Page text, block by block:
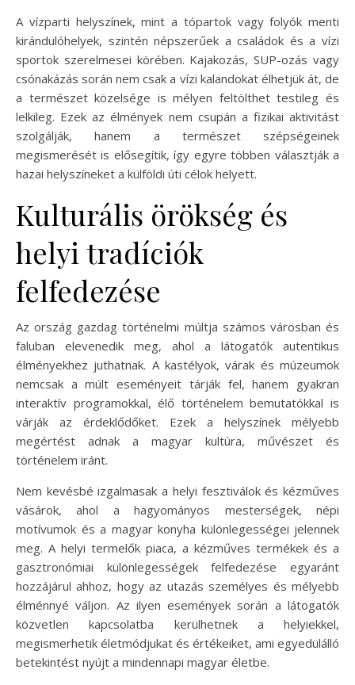
A vízparti helyszínek, mint a tópartok vagy folyók menti
kirándulóhelyek, szintén népszerűek a családok és a vízi
sportok szerelmesei körében. Kajakozás, SUP-ozás vagy
csónakázás során nem csak a vízi kalandokat élhetjük át, de
a természet közelsége is mélyen feltölthet testileg és
lelkileg. Ezek az élmények nem csupán a fizikai aktivitást
szolgálják, hanem a természet szépségeinek
megismerését is elősegítik, így egyre többen választják a
hazai helyszíneket a külföldi úti célok helyett.
Kulturális örökség és
helyi tradíciók
felfedezése
Az ország gazdag történelmi múltja számos városban és
faluban elevenedik meg, ahol a látogatók autentikus
élményekhez juthatnak. A kastélyok, várak és múzeumok
nemcsak a múlt eseményeit tárják fel, hanem gyakran
interaktív programokkal, élő történelem bemutatókkal is
várják az érdeklődőket. Ezek a helyszínek mélyebb
megértést adnak a magyar kultúra, művészet és
történelem iránt.
Nem kevésbé izgalmasak a helyi fesztiválok és kézműves
vásárok, ahol a hagyományos mesterségek, népi
motívumok és a magyar konyha különlegességei jelennek
meg. A helyi termelők piaca, a kézműves termékek és a
gasztronómiai különlegességek felfedezése egyaránt
hozzájárul ahhoz, hogy az utazás személyes és mélyebb
élménnyé váljon. Az ilyen események során a látogatók
közvetlen kapcsolatba kerülhetnek a helyiekkel,
megismerhetik életmódjukat és értékeiket, ami egyedülálló
betekintést nyújt a mindennapi magyar életbe.